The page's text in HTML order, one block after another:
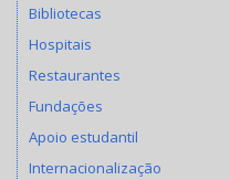
Bibliotecas
Hospitais
Restaurantes
Fundações
Apoio estudantil
Internacionalização